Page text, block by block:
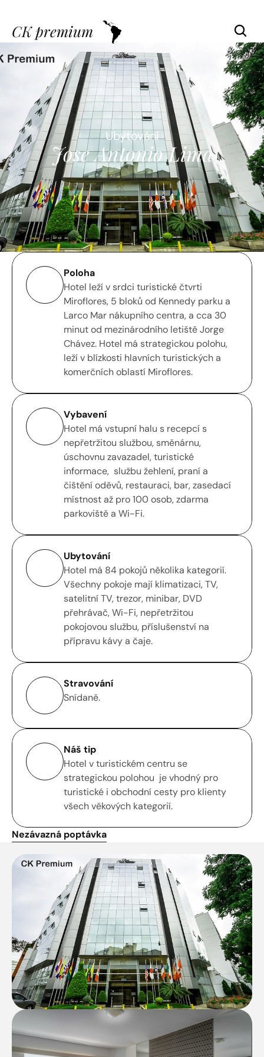
CK premium
Ubytování
Jose Antonio Lima
Poloha
Hotel leží v srdci turistické čtvrti
Miroflores, 5 bloků od Kennedy parku a
Larco Mar nákupního centra, a cca 30
minut od mezinárodního letiště Jorge
Chávez. Hotel má strategickou polohu,
leží v blízkosti hlavních turistických a
komerčních oblastí Miroflores.
Vybavení
Hotel má vstupní halu s recepcí s
nepřetržitou službou, směnárnu,
úschovnu zavazadel, turistické
informace,  službu žehlení, praní a
čištění oděvů, restauraci, bar, zasedací
místnost až pro 100 osob, zdarma
parkoviště a Wi-Fi.
Ubytování
Hotel má 84 pokojů několika kategorií.
Všechny pokoje mají klimatizaci, TV,
satelitní TV, trezor, minibar, DVD
přehrávač, Wi-Fi, nepřetržitou
pokojovou službu, příslušenství na
přípravu kávy a čaje.
Stravování
Snídaně.
Náš tip
Hotel v turistickém centru se
strategickou polohou  je vhodný pro
turistické i obchodní cesty pro klienty
všech věkových kategorií.
Nezávazná poptávka